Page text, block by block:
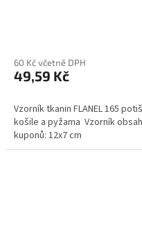
60 Kč včetně DPH
49,59 Kč
Vzorník tkanin FLANEL 165
košile a pyžama Vzorník
kuponů: 12x7 cm